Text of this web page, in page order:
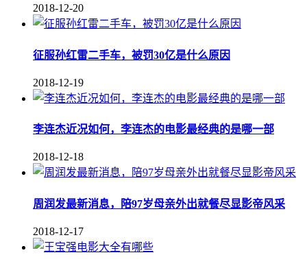
2018-12-20
征服孙红雷二手车，被罚30亿是什么原因
2018-12-19
李连杰近况如何，李连杰的电影最经典的是哪一部
2018-12-18
周润发最新消息，陪97岁母亲外出就餐尽显影帝风采
2018-12-17